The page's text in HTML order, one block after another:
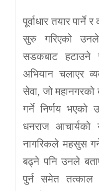
पूर्वाधार तयार
सुरु गरिएको
सडकबाट
अभियान चलाएर
सेवा, जो महानगरको
गर्ने निर्णय
धनराज
नागरिकले महसुस
बढ्ने पनि उनले
पुर्न समेत तत्काल